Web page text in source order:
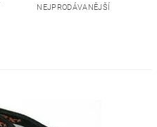
NEJPRODÁVANĚJŠÍ